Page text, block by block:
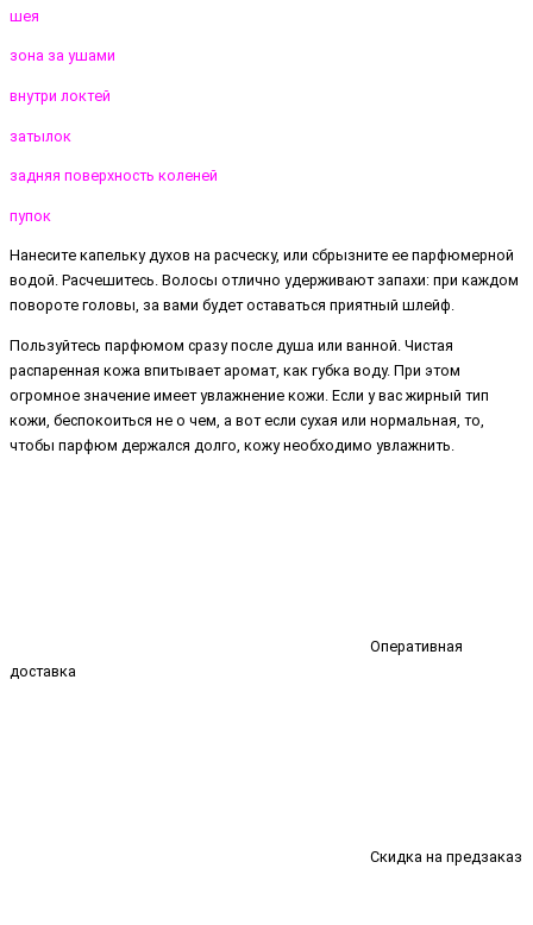
шея
зона за ушами
внутри локтей
затылок
задняя поверхность коленей
пупок
Нанесите капельку духов на расческу, или сбрызните ее парфюмерной
водой. Расчешитесь. Волосы отлично удерживают запахи: при каждом
повороте головы, за вами будет оставаться приятный шлейф.
Пользуйтесь парфюмом сразу после душа или ванной. Чистая
распаренная кожа впитывает аромат, как губка воду. При этом
огромное значение имеет увлажнение кожи. Если у вас жирный тип
кожи, беспокоиться не о чем, а вот если сухая или нормальная, то,
чтобы парфюм держался долго, кожу необходимо увлажнить.
Оперативная
доставка
Скидка на предзаказ